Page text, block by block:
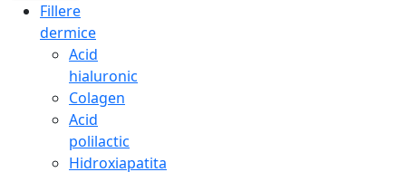
Fillere
dermice
Acid
hialuronic
Colagen
Acid
polilactic
Hidroxiapatita